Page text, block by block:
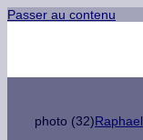
Passer au contenu
photo (32)Raphael